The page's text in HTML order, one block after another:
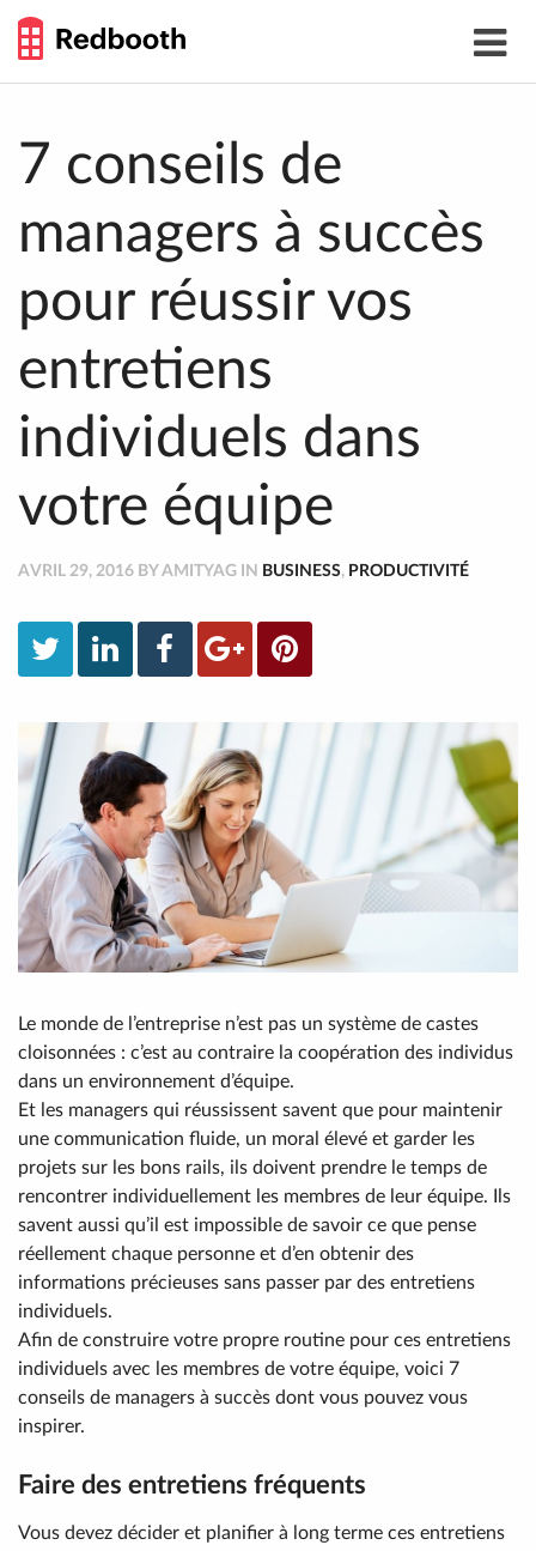
Toggle
GUIDE
7 conseils de
managers à succès
pour réussir vos
entretiens
individuels dans
votre équipe
AVRIL 29, 2016 BY AMITYAG IN BUSINESS, PRODUCTIVITÉ
Le monde de l’entreprise n’est pas un système de castes
cloisonnées : c’est au contraire la coopération des individus
dans un environnement d’équipe.
Et les managers qui réussissent savent que pour maintenir
une communication fluide, un moral élevé et garder les
projets sur les bons rails, ils doivent prendre le temps de
rencontrer individuellement les membres de leur équipe. Ils
savent aussi qu’il est impossible de savoir ce que pense
réellement chaque personne et d’en obtenir des
informations précieuses sans passer par des entretiens
individuels.
Afin de construire votre propre routine pour ces entretiens
individuels avec les membres de votre équipe, voici 7
conseils de managers à succès dont vous pouvez vous
inspirer.
Faire des entretiens fréquents
Vous devez décider et planifier à long terme ces entretiens